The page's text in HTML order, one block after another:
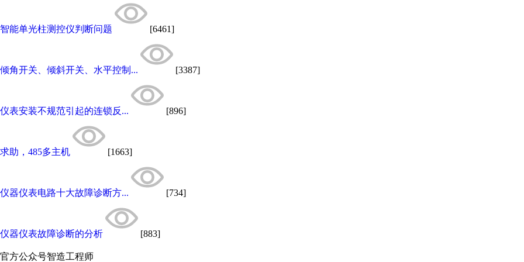
智能单光柱测控仪判断问题 [6461]
倾角开关、倾斜开关、水平控制... [3387]
仪表安装不规范引起的连锁反... [896]
求助，485多主机 [1663]
仪器仪表电路十大故障诊断方... [734]
仪器仪表故障诊断的分析 [883]
官方公众号智造工程师